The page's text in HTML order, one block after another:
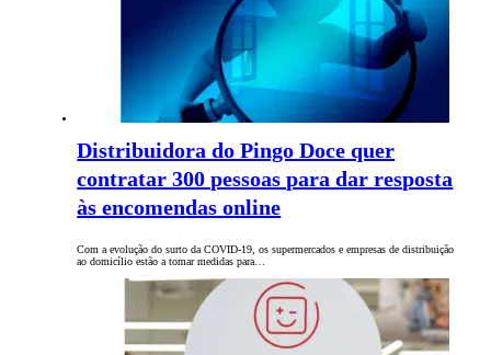
Distribuidora do Pingo Doce quer
contratar 300 pessoas para dar resposta
às encomendas online
Com a evolução do surto da COVID-19, os supermercados e empresas de distribuição
ao domicílio estão a tomar medidas para…